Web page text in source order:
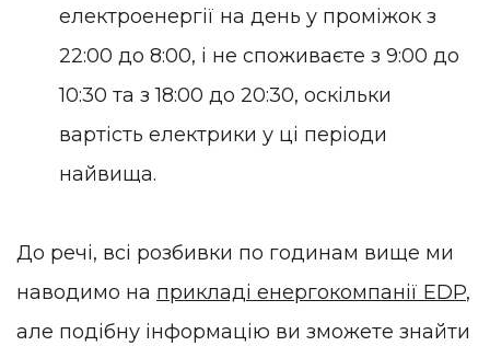
електроенергії на день у проміжок з
22:00 до 8:00, і не споживаєте з 9:00 до
10:30 та з 18:00 до 20:30, оскільки
вартість електрики у ці періоди
найвища.
До речі, всі розбивки по годинам вище ми
наводимо на прикладі енергокомпанії EDP,
але подібну інформацію ви зможете знайти